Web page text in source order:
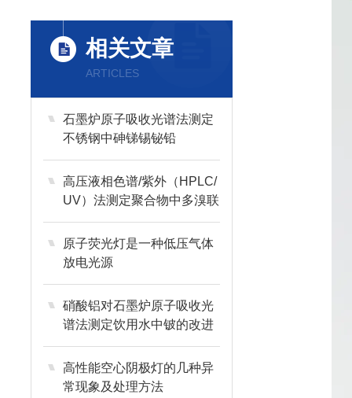
相关文章
ARTICLES
石墨炉原子吸收光谱法测定
不锈钢中砷锑锡铋铅
高压液相色谱/紫外（HPLC/
UV）法测定聚合物中多溴联
苯（PBB）与多溴联苯醚
（PBDE）范围，应用及方
法概述
原子荧光灯是一种低压气体
放电光源
硝酸铝对石墨炉原子吸收光
谱法测定饮用水中铍的改进
高性能空心阴极灯的几种异
常现象及处理方法